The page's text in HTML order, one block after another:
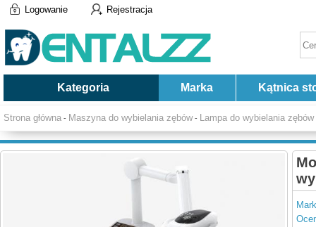
Logowanie Rejestracja
Kategoria Marka Kątnica
Strona główna - Maszyna do wybielania zębów- Lampa do wybielania zębów